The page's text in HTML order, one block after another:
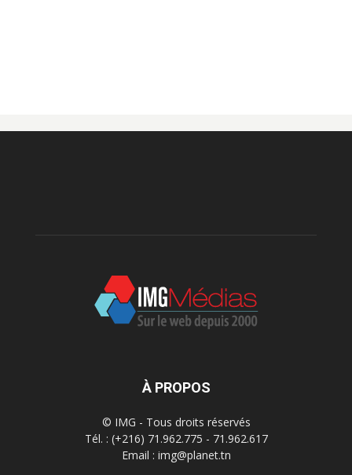
À PROPOS
© IMG - Tous droits réservés
Tél. : (+216) 71.962.775 - 71.962.617
Email : img@planet.tn